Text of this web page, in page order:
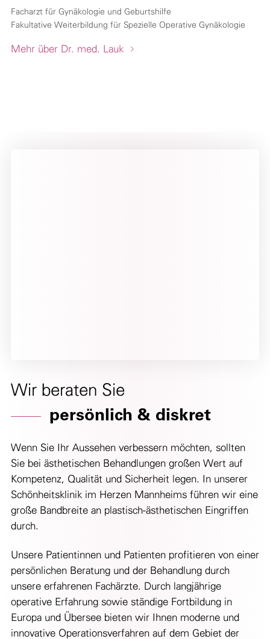
Facharzt für Gynäkologie und Geburtshilfe
Fakultative Weiterbildung für Spezielle Operative Gynäkologie
Mehr über Dr. med. Lauk
Wir beraten Sie
persönlich & diskret
Wenn Sie Ihr Aussehen verbessern möchten, sollten
Sie bei ästhetischen Behandlungen großen Wert auf
Kompetenz, Qualität und Sicherheit legen. In unserer
Schönheitsklinik im Herzen Mannheims führen wir eine
große Bandbreite an plastisch-ästhetischen Eingriffen
durch.
Unsere Patientinnen und Patienten profitieren von einer
persönlichen Beratung und der Behandlung durch
unsere erfahrenen Fachärzte. Durch langjährige
operative Erfahrung sowie ständige Fortbildung in
Europa und Übersee bieten wir Ihnen moderne und
innovative Operationsverfahren auf dem Gebiet der